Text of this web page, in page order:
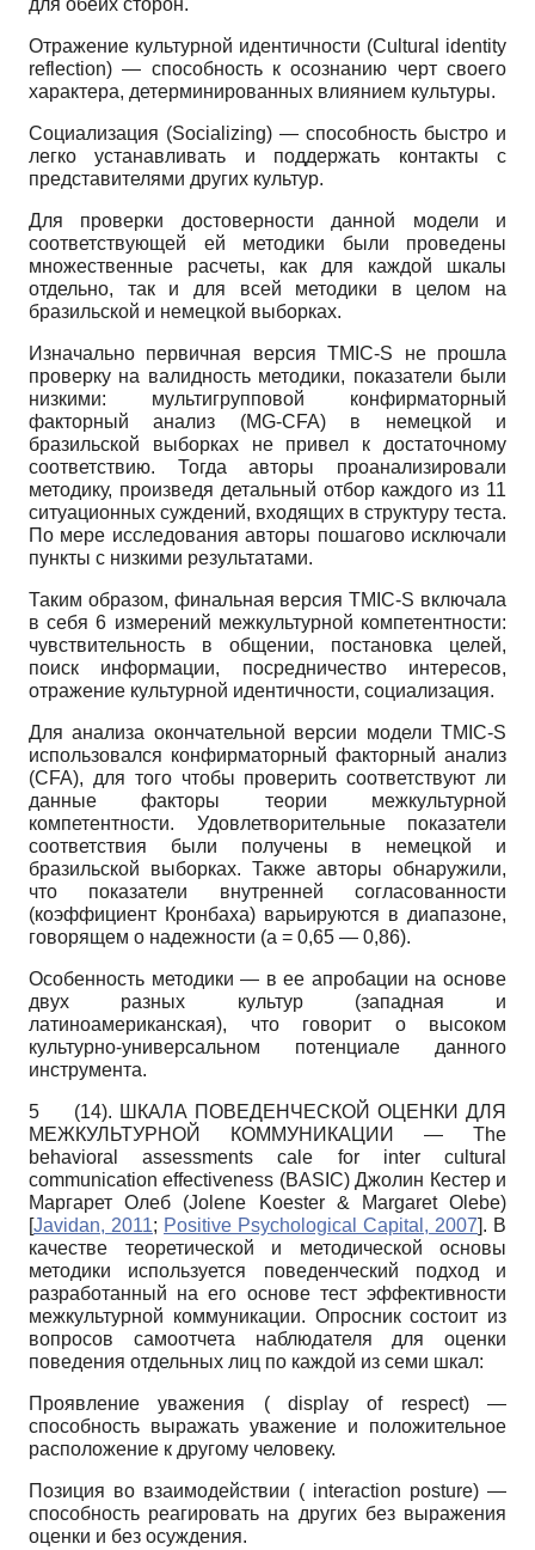
для обеих сторон.
Отражение культурной идентичности (Cultural identity
reflection) — способность к осознанию черт своего
характера, детерминированных влиянием культуры.
Социализация (Socializing) — способность быстро и
легко устанавливать и поддержать контакты с
представителями других культур.
Для проверки достоверности данной модели и
соответствующей ей методики были проведены
множественные расчеты, как для каждой шкалы
отдельно, так и для всей методики в целом на
бразильской и немецкой выборках.
Изначально первичная версия TMIC-S не прошла
проверку на валидность методики, показатели были
низкими: мультигрупповой конфирматорный
факторный анализ (MG-CFA) в немецкой и
бразильской выборках не привел к достаточному
соответствию. Тогда авторы проанализировали
методику, произведя детальный отбор каждого из 11
ситуационных суждений, входящих в структуру теста.
По мере исследования авторы пошагово исключали
пункты с низкими результатами.
Таким образом, финальная версия TMIC-S включала
в себя 6 измерений межкультурной компетентности:
чувствительность в общении, постановка целей,
поиск информации, посредничество интересов,
отражение культурной идентичности, социализация.
Для анализа окончательной версии модели TMIC-S
использовался конфирматорный факторный анализ
(CFA), для того чтобы проверить соответствуют ли
данные факторы теории межкультурной
компетентности. Удовлетворительные показатели
соответствия были получены в немецкой и
бразильской выборках. Также авторы обнаружили,
что показатели внутренней согласованности
(коэффициент Кронбаха) варьируются в диапазоне,
говорящем о надежности (а = 0,65 — 0,86).
Особенность методики — в ее апробации на основе
двух разных культур (западная и
латиноамериканская), что говорит о высоком
культурно-универсальном потенциале данного
инструмента.
5 (14). ШКАЛА ПОВЕДЕНЧЕСКОЙ ОЦЕНКИ ДЛЯ
МЕЖКУЛЬТУРНОЙ КОММУНИКАЦИИ — The
behavioral assessments cale for inter cultural
communication effectiveness (BASIC) Джолин Кестер и
Маргарет Олеб (Jolene Koester & Margaret Olebe)
[Javidan, 2011; Positive Psychological Capital, 2007]. В
качестве теоретической и методической основы
методики используется поведенческий подход и
разработанный на его основе тест эффективности
межкультурной коммуникации. Опросник состоит из
вопросов самоотчета наблюдателя для оценки
поведения отдельных лиц по каждой из семи шкал:
Проявление уважения ( display of respect) —
способность выражать уважение и положительное
расположение к другому человеку.
Позиция во взаимодействии ( interaction posture) —
способность реагировать на других без выражения
оценки и без осуждения.